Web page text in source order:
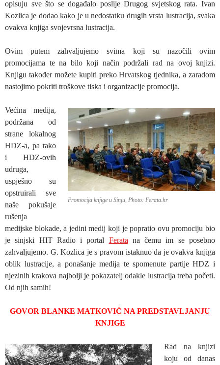
opisuju sve što se događalo poslije Drugog svjetskog rata. Ivan
Kozlica je dodao kako je u nedostatku drugih vrsta lustracija, svaka
ovakva knjiga svojevrsna lustracija.
Ovim putem zahvaljujemo svima koji su nazočili ovim
promocijama te na bilo koji način podržali rad na ovoj knjizi.
Knjigu također možete kupiti preko Hrvatskog tjednika, a zaradom
nastojimo pokriti troškove tiska i organizacije promocija.
Promocija knjige u Sinju, Photo: Ferata.hr
Većina medija,
podržana od
strane lokalnog
HDZ-a, pa tako
i HDZ-ovih
udruga,
uspješno su
opstruirali sve
naše pokušaje
rušenja
medijske blokade, a jedini medij koji je popratio ovu promociju bio
je sinjski HIT Radio i portal Ferata na čemu im se posebno
zahvaljujemo. G. Kozlica je s pravom istaknuo da je ovakva knjiga
oblik lustracije, a ponašanje medija te spomenute partije HDZ i
njezinih krakova najbolji je pokazatelj odakle lustracija treba početi.
Od njih samih!
GOVOR BLANKE MATKOVIĆ NA PREDSTAVLJANJU
KNJIGE
Rad na knjizi
koju od danas